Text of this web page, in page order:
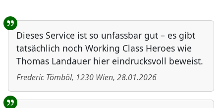
Benutzer-Rückmeldungen
Dieses Service ist so unfassbar gut – es gibt
tatsächlich noch Working Class Heroes wie
Thomas Landauer hier eindrucksvoll beweist.
Frederic Tömböl, 1230 Wien, 28.01.2026